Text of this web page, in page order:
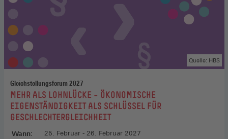
Gleichstellungsforum 2027
:MEHR ALS LOHNLÜCKE – ÖKONOMISCHE
EIGENSTÄNDIGKEIT ALS SCHLÜSSEL FÜR
GESCHLECHTERGLEICHHEIT
Quelle: HBS
Wann: 25. Februar - 26. Februar 2027